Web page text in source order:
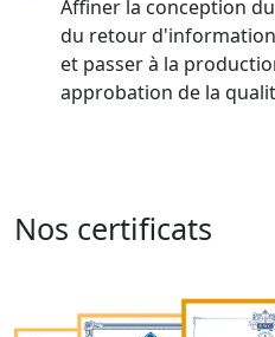
Affiner la conception
du retour
et passer à la
approbation de la
Nos certificats